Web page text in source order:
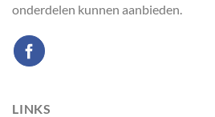
onderdelen kunnen aanbieden.
LINKS